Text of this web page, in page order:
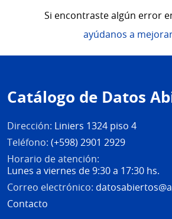
Si encontraste algún error
ayúdanos a
de
página
Catálogo de Datos
Dirección: Liniers 1324 piso 4
Teléfono: (+598) 2901 2929
Horario de atención:
Lunes a viernes de 9:30 a 17:30 hs.
Correo electrónico:
Contacto